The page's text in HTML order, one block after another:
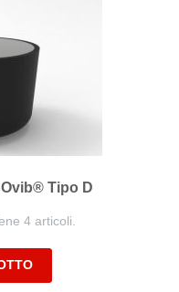
Tipo D
4 articoli.